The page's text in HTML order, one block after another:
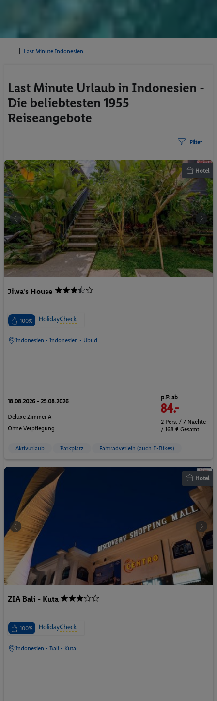
Last Minute Indonesien
Last Minute Urlaub in Indonesien -
Die beliebtesten 1955
Reiseangebote
Filter
Hotel
Jiwa's House
100%
Indonesien - Indonesien - Ubud
18.08.2026 - 25.08.2026
Deluxe Zimmer A
Ohne Verpflegung
p.P. ab
84.-
2 Pers. / 7 Nächte
/ 168 € Gesamt
Aktivurlaub Parkplatz Fahrradverleih (auch E-Bikes)
Hotel
ZIA Bali - Kuta
100%
Indonesien - Bali - Kuta